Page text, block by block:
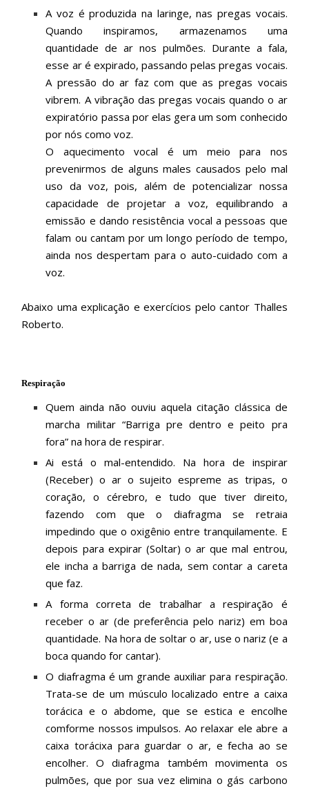
A voz é produzida na laringe, nas pregas vocais.
Quando inspiramos, armazenamos uma
quantidade de ar nos pulmões. Durante a fala,
esse ar é expirado, passando pelas pregas vocais.
A pressão do ar faz com que as pregas vocais
vibrem. A vibração das pregas vocais quando o ar
expiratório passa por elas gera um som conhecido
por nós como voz.
O aquecimento vocal é um meio para nos
prevenirmos de alguns males causados pelo mal
uso da voz, pois, além de potencializar nossa
capacidade de projetar a voz, equilibrando a
emissão e dando resistência vocal a pessoas que
falam ou cantam por um longo período de tempo,
ainda nos despertam para o auto-cuidado com a
voz.
Abaixo uma explicação e exercícios pelo cantor Thalles
Roberto.
Respiração
Quem ainda não ouviu aquela citação clássica de
marcha militar “Barriga pre dentro e peito pra
fora” na hora de respirar.
Ai está o mal-entendido. Na hora de inspirar
(Receber) o ar o sujeito espreme as tripas, o
coração, o cérebro, e tudo que tiver direito,
fazendo com que o diafragma se retraia
impedindo que o oxigênio entre tranquilamente. E
depois para expirar (Soltar) o ar que mal entrou,
ele incha a barriga de nada, sem contar a careta
que faz.
A forma correta de trabalhar a respiração é
receber o ar (de preferência pelo nariz) em boa
quantidade. Na hora de soltar o ar, use o nariz (e a
boca quando for cantar).
O diafragma é um grande auxiliar para respiração.
Trata-se de um músculo localizado entre a caixa
torácica e o abdome, que se estica e encolhe
comforme nossos impulsos. Ao relaxar ele abre a
caixa torácixa para guardar o ar, e fecha ao se
encolher. O diafragma também movimenta os
pulmões, que por sua vez elimina o gás carbono